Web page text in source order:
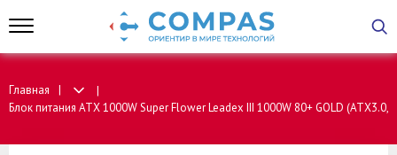
Главная
Блок питания ATX 1000W Super Flower Leadex III 1000W 80+ GOLD